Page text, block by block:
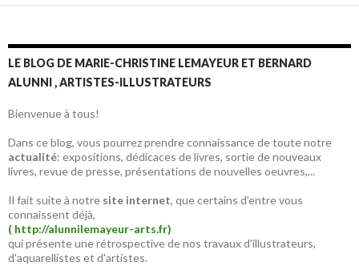
LE BLOG DE MARIE-CHRISTINE LEMAYEUR ET BERNARD
ALUNNI , ARTISTES-ILLUSTRATEURS
Bienvenue à tous!
Dans ce blog, vous pourrez prendre connaissance de toute notre
actualité: expositions, dédicaces de livres, sortie de nouveaux
livres, revue de presse, présentations de nouvelles oeuvres,...
Il fait suite à notre site internet, que certains d'entre vous
connaissent déjà,
( http://alunnilemayeur-arts.fr)
qui présente une rétrospective de nos travaux d'illustrateurs,
d'aquarellistes et d'artistes.